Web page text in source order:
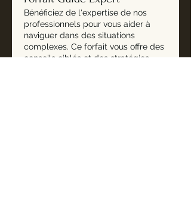
Bénéficiez de l'expertise de nos
professionnels pour vous aider à
naviguer dans des situations
complexes. Ce forfait vous offre des
conseils ciblés et des stratégies